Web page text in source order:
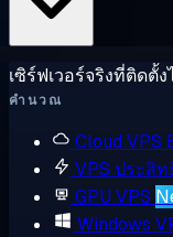
เซิร์ฟเวอร์จริงที่ติดตั้
คำนวณ
Cloud VPS
VPS ประสิ
GPU VPS
Windows